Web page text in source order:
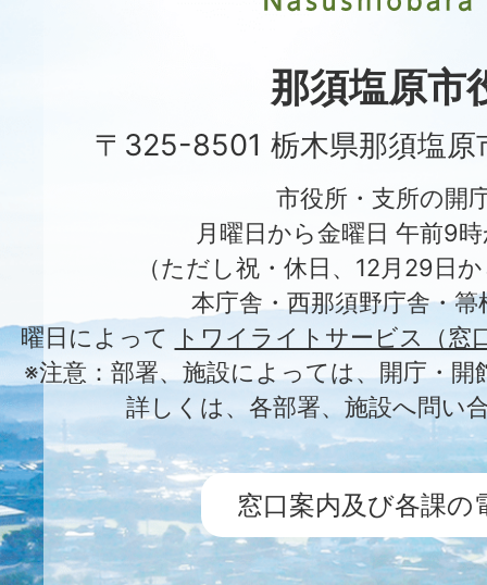
City
那須塩原市
〒325-8501 栃木県那須塩原
市役所・支所の開
月曜日から金曜日 午前9
（ただし祝・休日、12月29日
本庁舎・西那須野庁舎・
曜日によって
トワイライトサービス（窓
※注意：部署、施設によっては、開庁・
詳しくは、各部署、施設へ問い
窓口案内及び各課の